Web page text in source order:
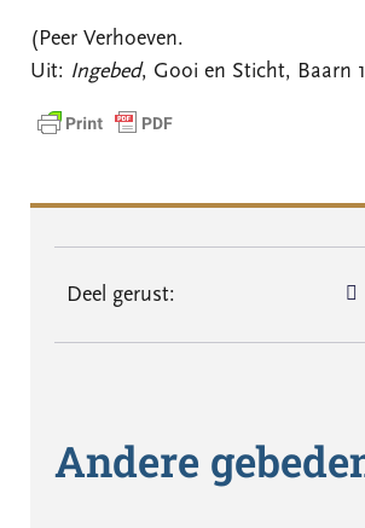
(Peer Verhoeven.
Uit: Ingebed, Gooi en Sticht, Baarn
Deel gerust:
Andere